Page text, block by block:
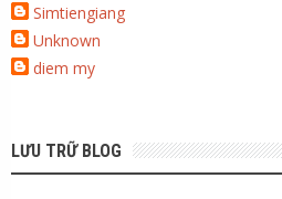
Simtiengiang
Unknown
diem my
LƯU TRỮ BLOG